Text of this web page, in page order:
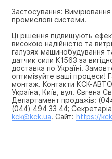
Застосування:
промислові системи.
Ці рішення підвищують
високою надійністю та
галузях машинобудування
датчик сили K1563 за
доставка по Україні.
оптимізуйте ваші процеси!
монтаж. Контакти КСК-
Україна, Київ, вул. Євгена
Департамент продажів:
(044) 494 33 44;
kck@kck.ua. Сайт: https://